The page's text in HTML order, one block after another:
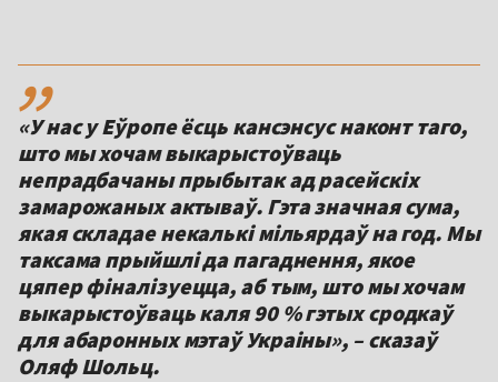
,,
«У нас у Еўропе ёсць кансэнсус наконт таго,
што мы хочам выкарыстоўваць
непрадбачаны прыбытак ад расейскіх
замарожаных актываў. Гэта значная сума,
якая складае некалькі мільярдаў на год. Мы
таксама прыйшлі да пагаднення, якое
цяпер фіналізуецца, аб тым, што мы хочам
выкарыстоўваць каля 90 % гэтых сродкаў
для абаронных мэтаў Украіны», – сказаў
Оляф Шольц.